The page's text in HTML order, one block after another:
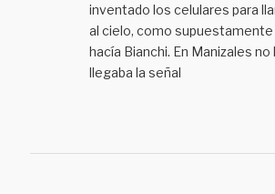
inventado los celulares para
al cielo, como supuestamente
hacía Bianchi. En Manizales no
llegaba la señal